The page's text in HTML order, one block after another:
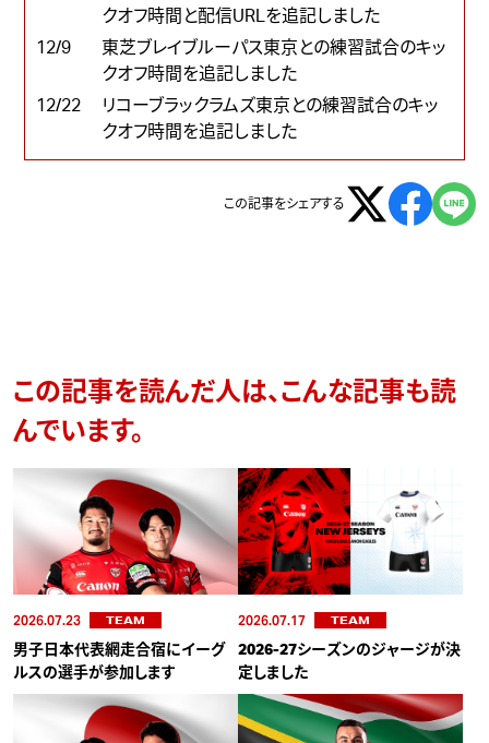
クオフ時間と配信URLを追記しました
12/9
東芝ブレイブルーパス東京との練習試合のキッ
クオフ時間を追記しました
12/22
リコーブラックラムズ東京との練習試合のキッ
クオフ時間を追記しました
この記事をシェアする
この記事を読んだ人は、こんな記事も読
んでいます。
2026.07.23 TEAM
男子日本代表網走合宿にイーグ
ルスの選手が参加します
2026.07.17 TEAM
2026-27シーズンのジャージが決
定しました